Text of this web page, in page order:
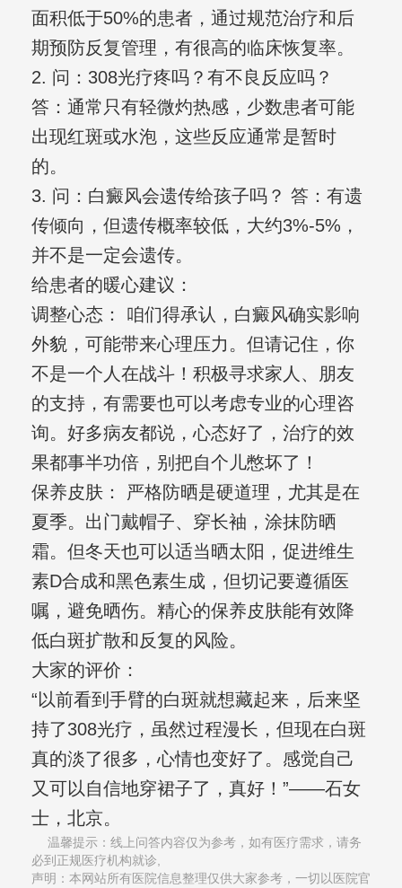
面积低于50%的患者，通过规范治疗和后
期预防反复管理，有很高的临床恢复率。
2. 问：308光疗疼吗？有不良反应吗？
答：通常只有轻微灼热感，少数患者可能
出现红斑或水泡，这些反应通常是暂时
的。
3. 问：白癜风会遗传给孩子吗？ 答：有遗
传倾向，但遗传概率较低，大约3%-5%，
并不是一定会遗传。
给患者的暖心建议：
调整心态： 咱们得承认，白癜风确实影响
外貌，可能带来心理压力。但请记住，你
不是一个人在战斗！积极寻求家人、朋友
的支持，有需要也可以考虑专业的心理咨
询。好多病友都说，心态好了，治疗的效
果都事半功倍，别把自个儿憋坏了！
保养皮肤： 严格防晒是硬道理，尤其是在
夏季。出门戴帽子、穿长袖，涂抹防晒
霜。但冬天也可以适当晒太阳，促进维生
素D合成和黑色素生成，但切记要遵循医
嘱，避免晒伤。精心的保养皮肤能有效降
低白斑扩散和反复的风险。
大家的评价：
“以前看到手臂的白斑就想藏起来，后来坚
持了308光疗，虽然过程漫长，但现在白斑
真的淡了很多，心情也变好了。感觉自己
又可以自信地穿裙子了，真好！”——石女
士，北京。
温馨提示：线上问答内容仅为参考，如有医疗需求，请务
必到正规医疗机构就诊,
声明：本网站所有医院信息整理仅供大家参考，一切以医院官